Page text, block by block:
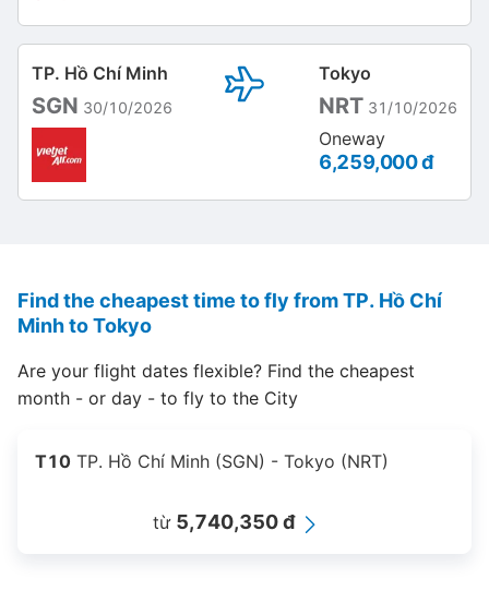
TP. Hồ Chí Minh
SGN 30/10/2026
Tokyo
NRT 31/10/2026
Oneway
6,259,000 đ
Find the cheapest time to fly from TP. Hồ Chí
Minh to Tokyo
Are your flight dates flexible? Find the cheapest
month - or day - to fly to the City
T10 TP. Hồ Chí Minh (SGN) - Tokyo (NRT)
từ 5,740,350 đ